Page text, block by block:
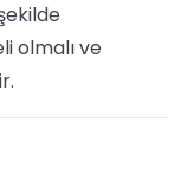
olmalı ve